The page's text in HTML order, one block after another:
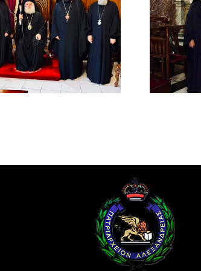
ΤΟΥ ΑΟΙΔΙΜΟΥ
ΠΑΤΡΙΑΡΧΟΥ
ΑΛΕΞΑΝΔΡΕΙΑΣ
ΜΕΛΕΤΙΟΥ Β΄ (
ΜΕΤΑΞΑΚΗ )